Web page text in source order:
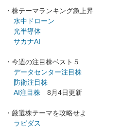
・株テーマランキング急上昇
水中ドローン
光半導体
サカナAI
・今週の注目株ベスト５
データセンター注目株
防衛注目株
AI注目株 8月4日更新
・厳選株テーマを攻略せよ
ラピダス